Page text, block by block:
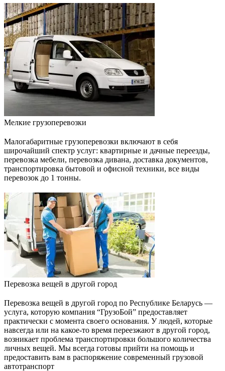
Мелкие грузоперевозки
Малогабаритные грузоперевозки включают в себя
широчайший спектр услуг: квартирные и дачные переезды,
перевозка мебели, перевозка дивана, доставка документов,
транспортировка бытовой и офисной техники, все виды
перевозок до 1 тонны.
Перевозка вещей в другой город
Перевозка вещей в другой город по Республике Беларусь —
услуга, которую компания “ГрузоБой” предоставляет
практически с момента своего основания. У людей, которые
навсегда или на какое-то время переезжают в другой город,
возникает проблема транспортировки большого количества
личных вещей. Мы всегда готовы прийти на помощь и
предоставить вам в распоряжение современный грузовой
автотранспорт